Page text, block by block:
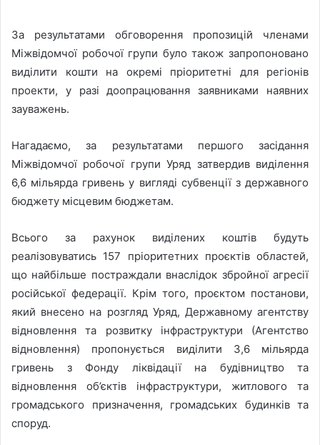
За результатами обговорення пропозицій членами
Міжвідомчої робочої групи було також запропоновано
виділити кошти на окремі пріоритетні для регіонів
проекти, у разі доопрацювання заявниками наявних
зауважень.
Нагадаємо, за результатами першого засідання
Міжвідомчої робочої групи Уряд затвердив виділення
6,6 мільярда гривень у вигляді субвенції з державного
бюджету місцевим бюджетам.
Всього за рахунок виділених коштів будуть
реалізовуватись 157 пріоритетних проєктів областей,
що найбільше постраждали внаслідок збройної агресії
російської федерації. Крім того, проєктом постанови,
який внесено на розгляд Уряд, Державному агентству
відновлення та розвитку інфраструктури (Агентство
відновлення) пропонується виділити 3,6 мільярда
гривень з Фонду ліквідації на будівництво та
відновлення об’єктів інфраструктури, житлового та
громадського призначення, громадських будинків та
споруд.